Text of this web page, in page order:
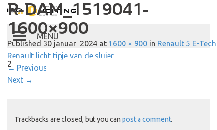
Autobedrijf Hoiting
Toggle
navigation
R-DAM_1519041-
1600×900
Published 30 januari 2024 at 1600 × 900 in Renault 5 E-Tech:
Renault licht tipje van de sluier.
← Previous
Next →
2
Trackbacks are closed, but you can post a comment.